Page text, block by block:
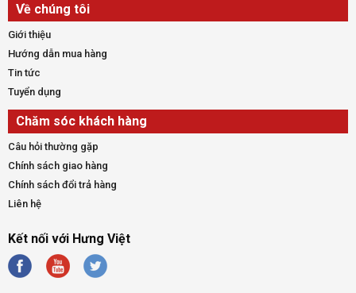
Về chúng tôi
Giới thiệu
Hướng dẫn mua hàng
Tin tức
Tuyển dụng
Chăm sóc khách hàng
Câu hỏi thường gặp
Chính sách giao hàng
Chính sách đổi trả hàng
Liên hệ
Kết nối với Hưng Việt